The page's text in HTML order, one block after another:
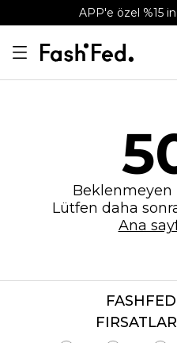
APP'e özel %15
Beklenmeyen
Lütfen daha
Ana